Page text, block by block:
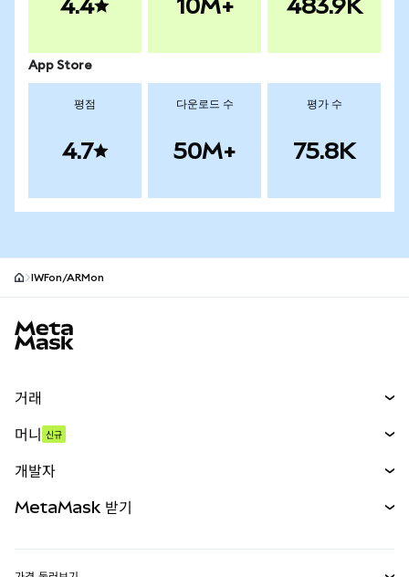
4.4 10M+ 483.9K
App Store
평점
4.7
다운로드 수
50M+
평가 수
75.8K
IWFon/ARMon
거래
무기한 선물
실물자산
머니 신규
개발자
MetaMask 받기